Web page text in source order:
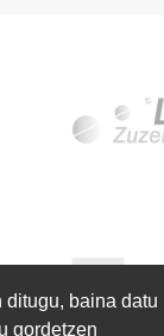
baina datu
gordetzen